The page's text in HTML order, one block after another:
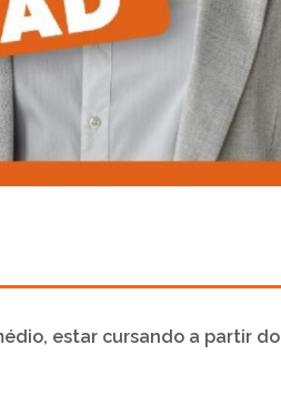
estar cursando a partir